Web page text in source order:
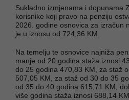
Sukladno izmjenama i dopunama
korisnike koji pravo na penziju
2026. godine osnovica za izračun
je u iznosu od 724,36 KM.
Na temelju te osnovice najniža
manje od 20 godina staža iznosi
do 25 godina 470,83 KM, za staž
507,05 KM, za staž od 30 do 35
od 35 do 40 godina 615,71 KM,
više godina staža iznosi 688,14 KM.